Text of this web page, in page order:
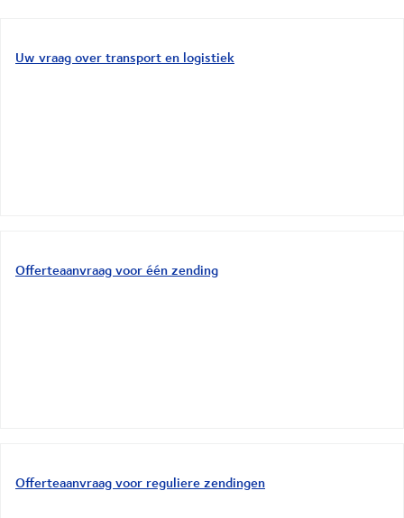
Uw vraag over transport en logistiek
Offerteaanvraag voor één zending
Offerteaanvraag voor reguliere zendingen